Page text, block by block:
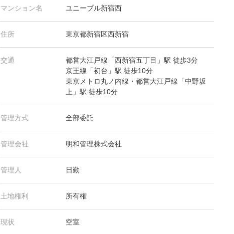
マンション名 ユニーブル新宿西
住所 東京都新宿区西新宿
交通
都営大江戸線「西新宿五丁目」駅 徒歩3分
京王線「初台」駅 徒歩10分
東京メトロ丸ノ内線・都営大江戸線「中野坂
上」駅 徒歩10分
管理方式 全部委託
管理会社 明和管理株式会社
管理人 日勤
土地権利 所有権
現状 空室